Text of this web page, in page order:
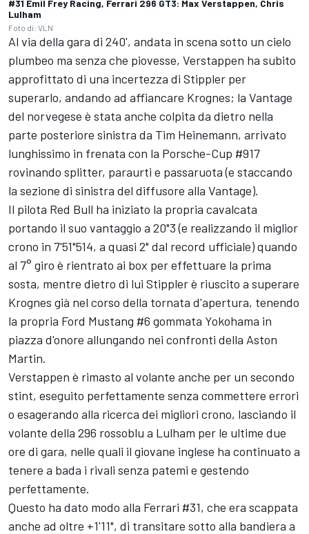
#31 Emil Frey Racing, Ferrari 296 GT3: Max Verstappen, Chris
Lulham
Foto di: VLN
Al via della gara di 240', andata in scena sotto un cielo
plumbeo ma senza che piovesse, Verstappen ha subito
approfittato di una incertezza di Stippler per
superarlo, andando ad affiancare Krognes; la Vantage
del norvegese è stata anche colpita da dietro nella
parte posteriore sinistra da Tim Heinemann, arrivato
lunghissimo in frenata con la Porsche-Cup #917
rovinando splitter, paraurti e passaruota (e staccando
la sezione di sinistra del diffusore alla Vantage).
Il pilota Red Bull ha iniziato la propria cavalcata
portando il suo vantaggio a 20"3 (e realizzando il miglior
crono in 7'51"514, a quasi 2" dal record ufficiale) quando
al 7° giro è rientrato ai box per effettuare la prima
sosta, mentre dietro di lui Stippler è riuscito a superare
Krognes già nel corso della tornata d'apertura, tenendo
la propria Ford Mustang #6 gommata Yokohama in
piazza d'onore allungando nei confronti della Aston
Martin.
Verstappen è rimasto al volante anche per un secondo
stint, eseguito perfettamente senza commettere errori
o esagerando alla ricerca dei migliori crono, lasciando il
volante della 296 rossoblu a Lulham per le ultime due
ore di gara, nelle quali il giovane inglese ha continuato a
tenere a bada i rivali senza patemi e gestendo
perfettamente.
Questo ha dato modo alla Ferrari #31, che era scappata
anche ad oltre +1'11", di transitare sotto alla bandiera a